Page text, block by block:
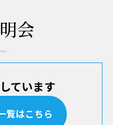
会
ています
覧はこちら